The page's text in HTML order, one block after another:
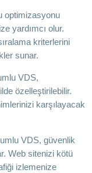
optimizasyonu
yardımcı olur.
kriterlerini
sunar.
VDS,
özelleştirilebilir.
karşılayacak
VDS, güvenlik
Web sitenizi kötü
izlemenize